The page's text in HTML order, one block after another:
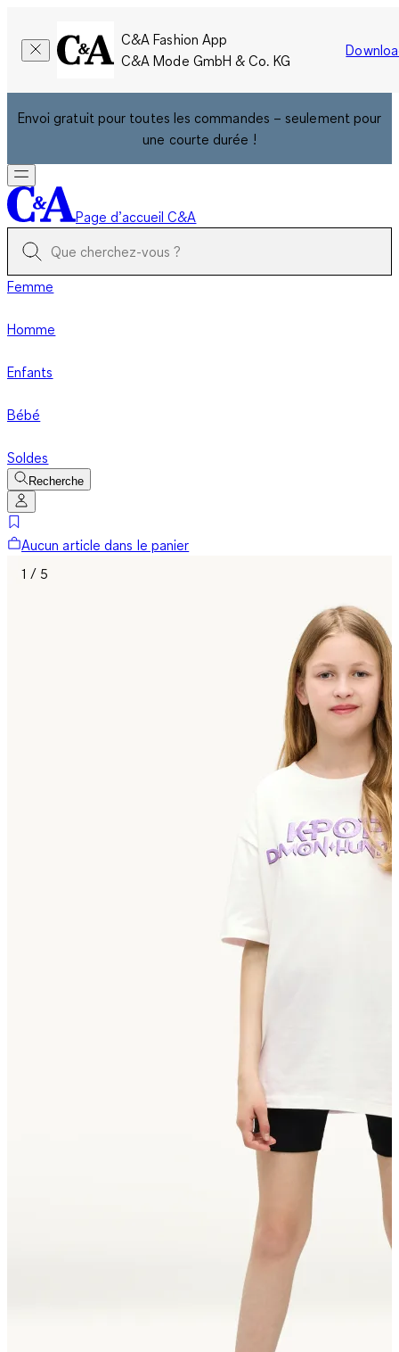
C&A Fashion App
C&A Mode GmbH & Co. KG
Envoi gratuit pour toutes les commandes – seulement pour
une courte durée !
Page d’accueil C&A
Femme
Homme
Enfants
Bébé
Soldes
Recherche
Aucun article dans le panier
1 / 5